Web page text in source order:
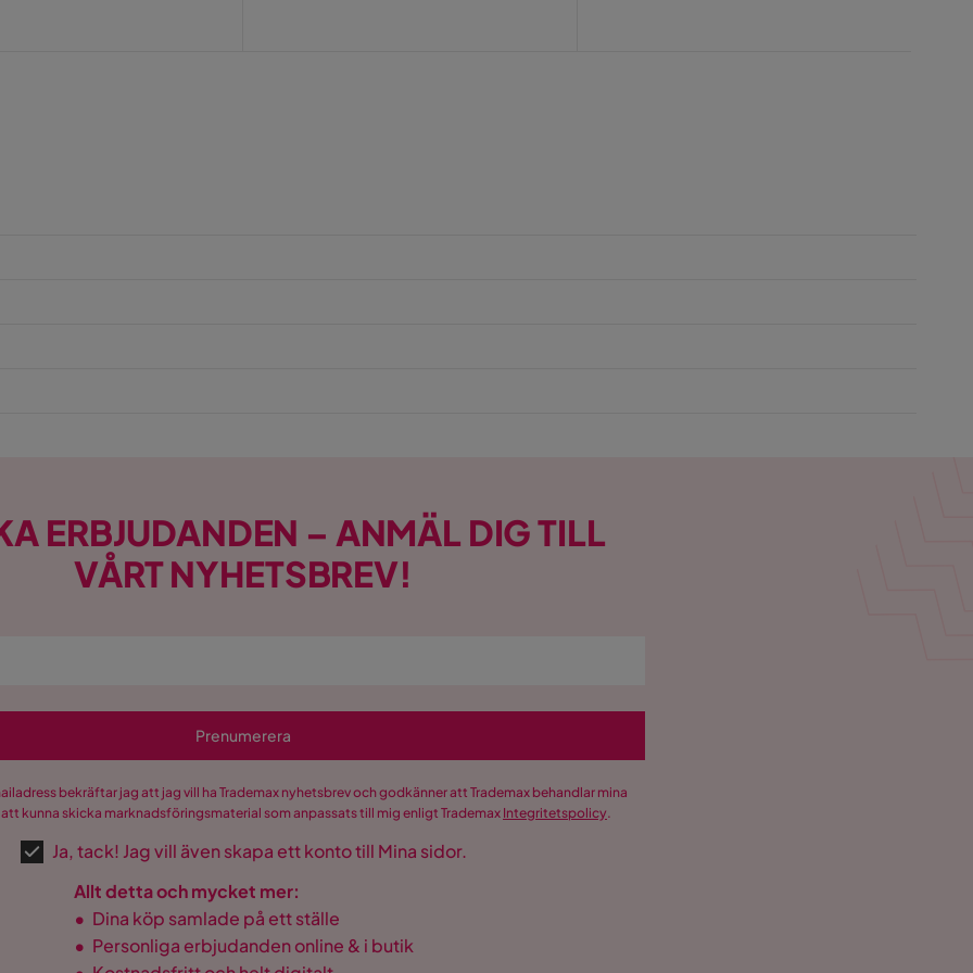
ERBJUDANDEN – ANMÄL DIG TILL
VÅRT NYHETSBREV!
Prenumerera
bekräftar jag att jag vill ha Trademax nyhetsbrev och godkänner att Trademax behandlar mina
kunna skicka marknadsföringsmaterial som anpassats till mig enligt Trademax Integritetspolicy.
Ja, tack! Jag vill även skapa ett konto till Mina sidor.
Allt detta och mycket mer:
• Dina köp samlade på ett ställe
• Personliga erbjudanden online & i butik